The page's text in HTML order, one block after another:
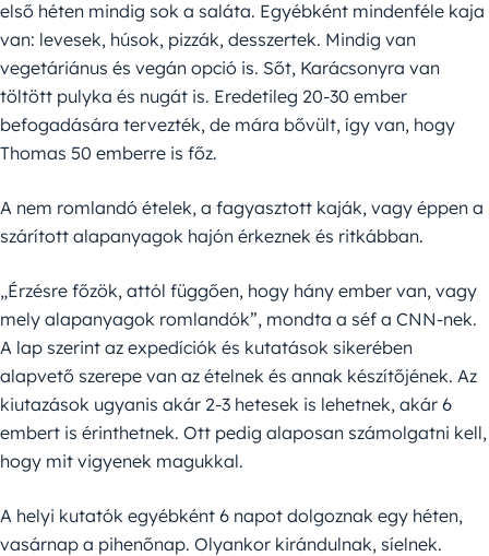
első héten mindig sok a saláta. Egyébként mindenféle kaja
van: levesek, húsok, pizzák, desszertek. Mindig van
vegetáriánus és vegán opció is. Sőt, Karácsonyra van
töltött pulyka és nugát is. Eredetileg 20-30 ember
befogadására tervezték, de mára bővült, így van, hogy
Thomas 50 emberre is főz.
A nem romlandó ételek, a fagyasztott kaják, vagy éppen a
szárított alapanyagok hajón érkeznek és ritkábban.
„Érzésre főzök, attól függően, hogy hány ember van, vagy
mely alapanyagok romlandók”, mondta a séf a CNN-nek.
A lap szerint az expedíciók és kutatások sikerében
alapvető szerepe van az ételnek és annak készítőjének. Az
kiutazások ugyanis akár 2-3 hetesek is lehetnek, akár 6
embert is érinthetnek. Ott pedig alaposan számolgatni kell,
hogy mit vigyenek magukkal.
A helyi kutatók egyébként 6 napot dolgoznak egy héten,
vasárnap a pihenőnap. Olyankor kirándulnak, síelnek.